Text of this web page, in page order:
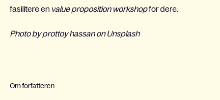
fasilitere en value proposition workshopfor dere.
Photo by prottoy hassan on Unsplash
Om forfatteren